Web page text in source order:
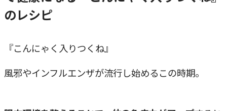
のレシピ
『こんにゃく入りつくね』
風邪やインフルエンザが流行し始めるこの時期。